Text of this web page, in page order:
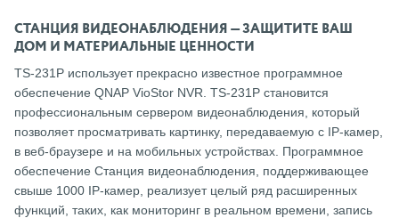
СТАНЦИЯ ВИДЕОНАБЛЮДЕНИЯ — ЗАЩИТИТЕ ВАШ
ДОМ И МАТЕРИАЛЬНЫЕ ЦЕННОСТИ
TS-231P использует прекрасно известное программное
обеспечение QNAP VioStor NVR. TS-231P становится
профессиональным сервером видеонаблюдения, который
позволяет просматривать картинку, передаваемую с IP-камер,
в веб-браузере и на мобильных устройствах. Программное
обеспечение Станция видеонаблюдения, поддерживающее
свыше 1000 IP-камер, реализует целый ряд расширенных
функций, таких, как мониторинг в реальном времени, запись